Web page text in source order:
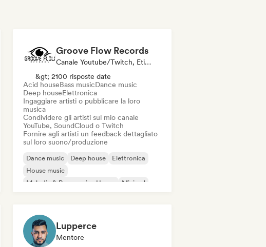
Groove Flow Records
Canale Youtube/Twitch, Etichetta, Esperto Del Suono
&gt; 2100 risposte date
Acid houseBass musicDance music
Deep houseElettronica
Ingaggiare artisti o pubblicare la loro
musica
Condividere gli artisti sul mio canale
YouTube, SoundCloud o Twitch
Fornire agli artisti un feedback dettagliato
sul loro suono/produzione
Dance music Deep house
Elettronica
House music
Melodic & Progressive House
Minimal
Lupperce
Mentore